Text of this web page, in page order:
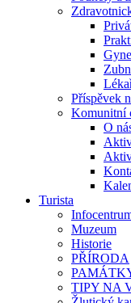
Příspěvek
Komunitní
O
Turista
Muzeum
Historie
PŘÍRODA
TIPY NA